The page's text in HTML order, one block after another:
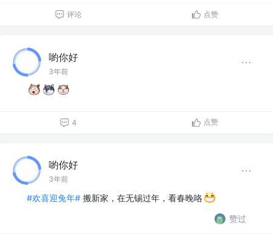
评论 点赞
喲你好
3年前
4 点赞
喲你好
3年前
#欢喜迎兔年# 搬新家，在无锡过年，看春晚咯
赞过